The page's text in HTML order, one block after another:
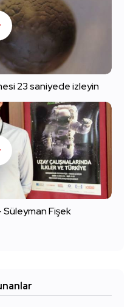
23 saniyede izleyin
Süleyman Fişek